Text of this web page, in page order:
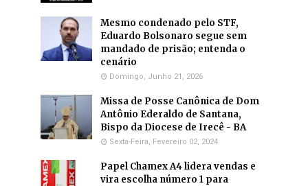
Mesmo condenado pelo STF,
Eduardo Bolsonaro segue sem
mandado de prisão; entenda o
cenário
Domingo, Junho 21, 2026
Missa de Posse Canônica de Dom
Antônio Ederaldo de Santana,
Bispo da Diocese de Irecê - BA
Sexta-Feira, Fevereiro 02, 2024
Papel Chamex A4 lidera vendas e
vira escolha número 1 para